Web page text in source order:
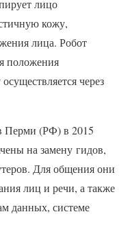
лицо
кожу,
лица. Робот
положения
через
Перми (РФ) в 2015
на замену гидов,
Для общения они
лиц и речи, а также
данных, системе